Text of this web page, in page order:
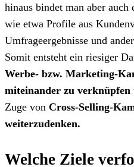
hinaus bindet man aber
wie etwa Profile aus
Umfrageergebnisse und
Somit entsteht ein riesiger
Werbe- bzw. Marketing-
miteinander zu verknüpfen
Zuge von Cross-Selling-
weiterzudenken.
Welche Ziele